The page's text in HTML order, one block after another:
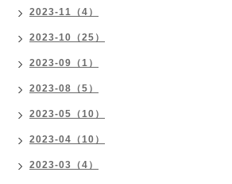
2023-11（4）
2023-10（25）
2023-09（1）
2023-08（5）
2023-05（10）
2023-04（10）
2023-03（4）